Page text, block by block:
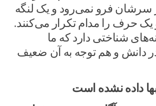
سرشان فرو نمی‌رود و یک لنگه
و یک حرف را مدام تکرار می‌کنند.
شناختی دارد که ما
دانش و هم توجه به آن ضعیف
داده نشده است